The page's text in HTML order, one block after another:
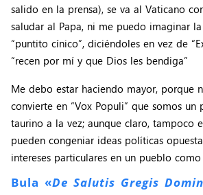
salido en la prensa), se va al Vaticano
saludar al Papa, ni me puedo imaginar
“puntito cínico”, diciéndoles en vez de
“recen por mí y que Dios les bendiga”
Me debo estar haciendo mayor, porque
convierte en “Vox Populi” que somos un
taurino a la vez; aunque claro, tampoco
pueden congeniar ideas políticas
intereses particulares en un pueblo
Bula «De Salutis Gregis